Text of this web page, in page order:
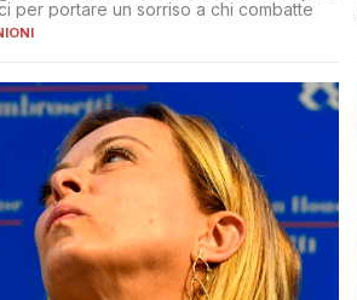
per portare un sorriso a chi combatte